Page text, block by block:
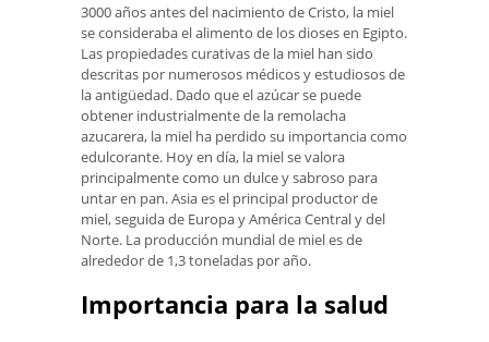
3000 años antes del nacimiento de Cristo, la miel
se consideraba el alimento de los dioses en Egipto.
Las propiedades curativas de la miel han sido
descritas por numerosos médicos y estudiosos de
la antigüedad. Dado que el azúcar se puede
obtener industrialmente de la remolacha
azucarera, la miel ha perdido su importancia como
edulcorante. Hoy en día, la miel se valora
principalmente como un dulce y sabroso para
untar en pan. Asia es el principal productor de
miel, seguida de Europa y América Central y del
Norte. La producción mundial de miel es de
alrededor de 1,3 toneladas por año.
Importancia para la salud